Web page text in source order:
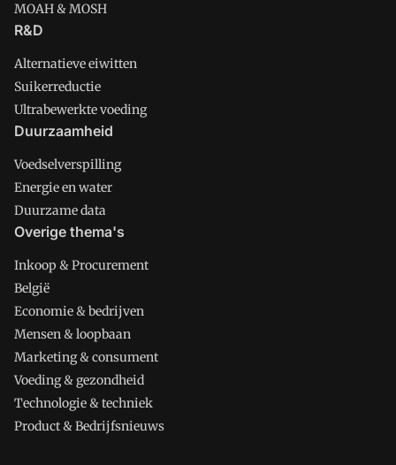
MOAH & MOSH
R&D
Alternatieve eiwitten
Suikerreductie
Ultrabewerkte voeding
Duurzaamheid
Voedselverspilling
Energie en water
Duurzame data
Overige thema's
Inkoop & Procurement
België
Economie & bedrijven
Mensen & loopbaan
Marketing & consument
Voeding & gezondheid
Technologie & techniek
Product & Bedrijfsnieuws